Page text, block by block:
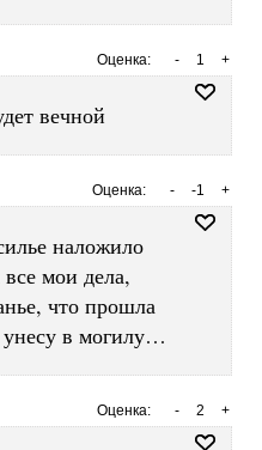
Оценка: +
1
-
вечной
Оценка: +
-1
-
наложило
мои дела,
что прошла
в могилу…
Оценка: +
2
-